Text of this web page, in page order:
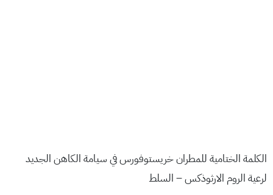
الكلمة الختامية للمطران خريستوفورس في سيامة الكاهن الجديد
لرعية الروم الارثوذكس – السلط